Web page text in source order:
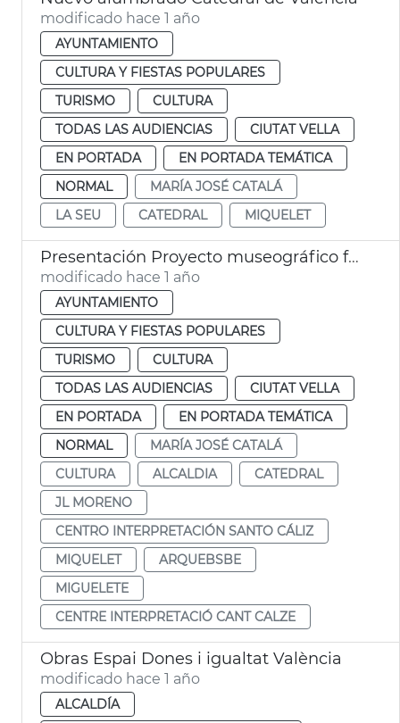
modificado hace 1 año
AYUNTAMIENTO
CULTURA Y FIESTAS POPULARES
TURISMO
CULTURA
TODAS LAS AUDIENCIAS
CIUTAT VELLA
EN PORTADA
EN PORTADA TEMÁTICA
NORMAL
MARÍA JOSÉ CATALÁ
LA SEU
CATEDRAL MIQUELET
Presentación Proyecto museográfico futuro Centro Interpretación Santo Cáliz
modificado hace 1 año
AYUNTAMIENTO
CULTURA Y FIESTAS POPULARES
TURISMO
CULTURA
TODAS LAS AUDIENCIAS
CIUTAT VELLA
EN PORTADA
EN PORTADA TEMÁTICA
NORMAL
MARÍA JOSÉ CATALÁ
CULTURA
ALCALDIA
CATEDRAL
JL MORENO
CENTRO INTERPRETACIÓN SANTO CÁLIZ
MIQUELET
ARQUEBSBE
MIGUELETE
CENTRE INTERPRETACIÓ CANT CALZE
Obras Espai Dones i igualtat València
modificado hace 1 año
ALCALDÍA